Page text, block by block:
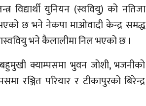
विद्यार्थी युनियन (स्ववियु) को नतिजा
छ भने नेकपा माओवादी केन्द्र समद्ध
भने कैलालीमा निल भएको छ ।
क्याम्पसमा भुवन जोशी, भजनीको
रञ्जित परियार र टीकापुरको बिरेन्द्र